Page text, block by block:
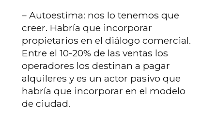
– Autoestima: nos lo tenemos que
creer. Habría que incorporar
propietarios en el diálogo comercial.
Entre el 10-20% de las ventas los
operadores los destinan a pagar
alquileres y es un actor pasivo que
habría que incorporar en el modelo
de ciudad.